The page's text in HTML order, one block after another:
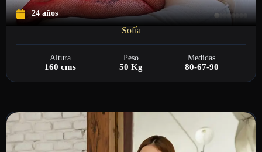
24 años
Sofía
Altura Peso Medidas
160 cms 50 Kg 80-67-90